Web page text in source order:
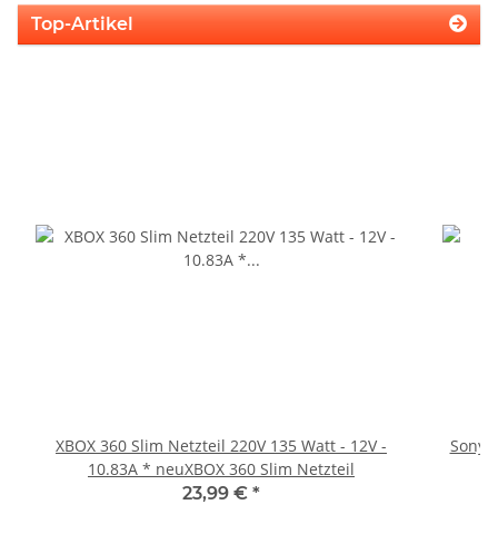
Top-Artikel
XBOX 360 Slim Netzteil 220V 135 Watt - 12V -
10.83A * neuXBOX 360 Slim Netzteil
23,99 € *
Sony